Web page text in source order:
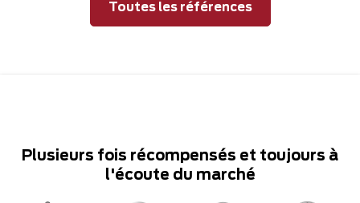
Toutes les références
Plusieurs fois récompensés et toujours à
l'écoute du marché